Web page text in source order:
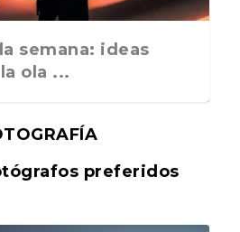
semana: ideas
ola ...
preferidos